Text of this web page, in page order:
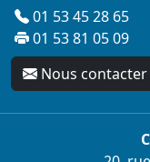
01 53 45 28 65
01 53 81 05 09
Nous contacter